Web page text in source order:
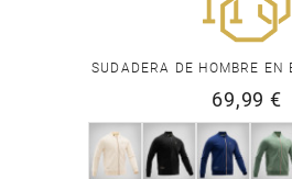
SUDADERA DE HOMBRE EN
69,99 €